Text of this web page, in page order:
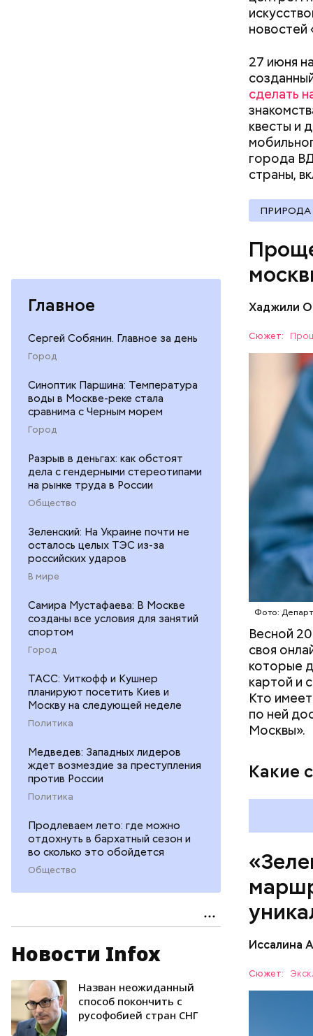
Главное
Сергей Собянин. Главное за день
Город
Синоптик Паршина: Температура
воды в Москве-реке стала
сравнима с Черным морем
Город
Разрыв в деньгах: как обстоят
дела с гендерными стереотипами
на рынке труда в России
Общество
Зеленский: На Украине почти не
осталось целых ТЭС из-за
российских ударов
В мире
Самира Мустафаева: В Москве
созданы все условия для занятий
спортом
Город
ТАСС: Уиткофф и Кушнер
планируют посетить Киев и
Москву на следующей неделе
Политика
Медведев: Западных лидеров
ждет возмездие за преступления
против России
Политика
Продлеваем лето: где можно
отдохнуть в бархатный сезон и
во сколько это обойдется
Общество
Новости Infox
Назван неожиданный
способ покончить с
русофобией стран СНГ
новостей
27 июня
сделать
квесты и
города
страны,
ПРИРОДА
Хаджили
Сюжет:
Фото:
Весной
своя
которые
картой и
Кто
по ней
Москвы».
Какие
Скидки
досуг и
оптика;
товары
ПОРТАЛ
Иссалина
Сюжет:
Как
кольцо»
— На
— от
участки
СПОРТ